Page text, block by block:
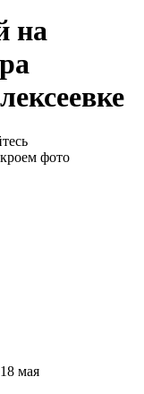
на
фото
18 мая